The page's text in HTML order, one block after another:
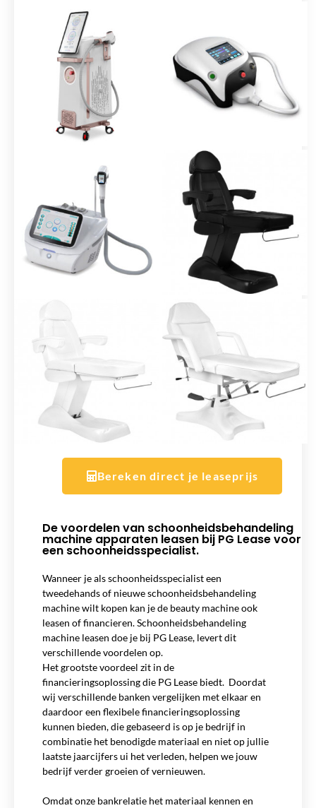
Bereken direct je leaseprijs
De voordelen van schoonheidsbehandeling
machine apparaten leasen bij PG Lease voor
een schoonheidsspecialist.
Wanneer je als schoonheidsspecialist een
tweedehands of nieuwe schoonheidsbehandeling
machine wilt kopen kan je de beauty machine ook
leasen of financieren. Schoonheidsbehandeling
machine leasen doe je bij PG Lease, levert dit
verschillende voordelen op.
Het grootste voordeel zit in de
financieringsoplossing die PG Lease biedt. Doordat
wij verschillende banken vergelijken met elkaar en
daardoor een flexibele financieringsoplossing
kunnen bieden, die gebaseerd is op je bedrijf in
combinatie het benodigde materiaal en niet op jullie
laatste jaarcijfers ui het verleden, helpen we jouw
bedrijf verder groeien of vernieuwen.
Omdat onze bankrelatie het materiaal kennen en